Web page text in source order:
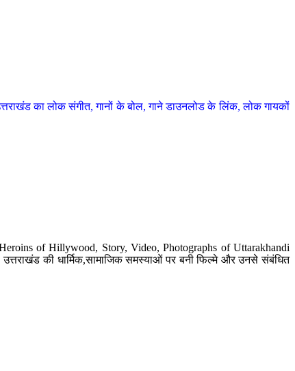
का लोक संगीत, गानों के बोल, गाने डाउनलोड के लिंक, लोक गायकों
of Hillywood, Story, Video, Photographs of Uttarakhandi
की धार्मिक,सामाजिक समस्याओं पर बनी फिल्मे और उनसे संबंधित